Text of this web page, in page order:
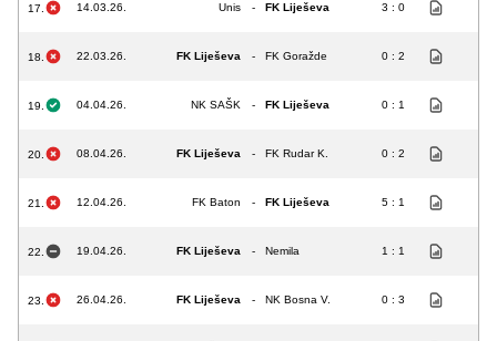
17. 14.03.26. Unis - FK Liješeva 3 : 0
18. 22.03.26. FK Liješeva - FK Goražde 0 : 2
19. 04.04.26. NK SAŠK - FK Liješeva 0 : 1
20. 08.04.26. FK Liješeva - FK Rudar K. 0 : 2
21. 12.04.26. FK Baton - FK Liješeva 5 : 1
22. 19.04.26. FK Liješeva - Nemila 1 : 1
23. 26.04.26. FK Liješeva - NK Bosna V. 0 : 3